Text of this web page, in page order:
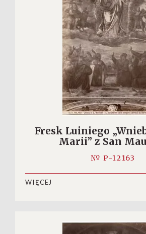
Fresk Luiniego
Marii” z San
№ P-12163
WIĘCEJ